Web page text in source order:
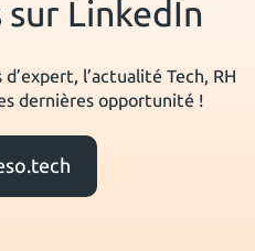
sur LinkedIn
l’actualité Tech, RH
dernières opportunité !